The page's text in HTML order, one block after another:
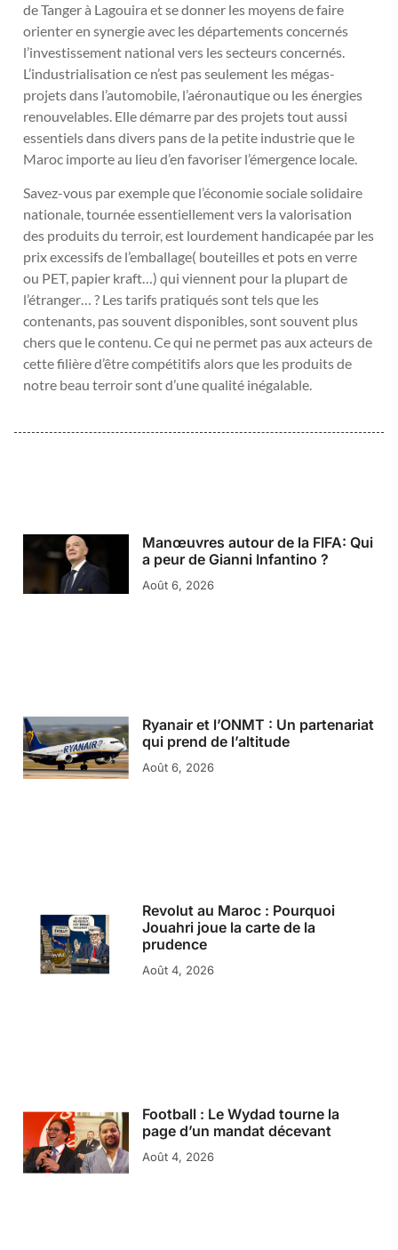
de Tanger à Lagouira et se donner les moyens de faire
orienter en synergie avec les départements concernés
l’investissement national vers les secteurs concernés.
L’industrialisation ce n’est pas seulement les mégas-
projets dans l’automobile, l’aéronautique ou les énergies
renouvelables. Elle démarre par des projets tout aussi
essentiels dans divers pans de la petite industrie que le
Maroc importe au lieu d’en favoriser l’émergence locale.
Savez-vous par exemple que l’économie sociale solidaire
nationale, tournée essentiellement vers la valorisation
des produits du terroir, est lourdement handicapée par les
prix excessifs de l’emballage( bouteilles et pots en verre
ou PET, papier kraft…) qui viennent pour la plupart de
l’étranger… ? Les tarifs pratiqués sont tels que les
contenants, pas souvent disponibles, sont souvent plus
chers que le contenu. Ce qui ne permet pas aux acteurs de
cette filière d’être compétitifs alors que les produits de
notre beau terroir sont d’une qualité inégalable.
Manœuvres autour de la FIFA: Qui
a peur de Gianni Infantino ?
Août 6, 2026
Ryanair et l’ONMT : Un partenariat
qui prend de l’altitude
Août 6, 2026
Revolut au Maroc : Pourquoi
Jouahri joue la carte de la
prudence
Août 4, 2026
Football : Le Wydad tourne la
page d’un mandat décevant
Août 4, 2026